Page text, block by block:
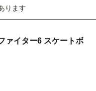
ります
ァイター6 スケートボ